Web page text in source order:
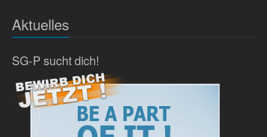
Aktuelles
SG-P sucht dich!